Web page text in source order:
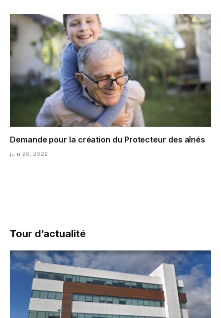
Demande pour la création du Protecteur des aînés
juin 20, 2022
Tour d’actualité